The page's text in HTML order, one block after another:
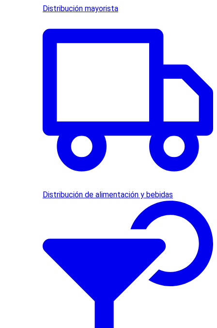
Distribución mayorista
Distribución de alimentación y bebidas